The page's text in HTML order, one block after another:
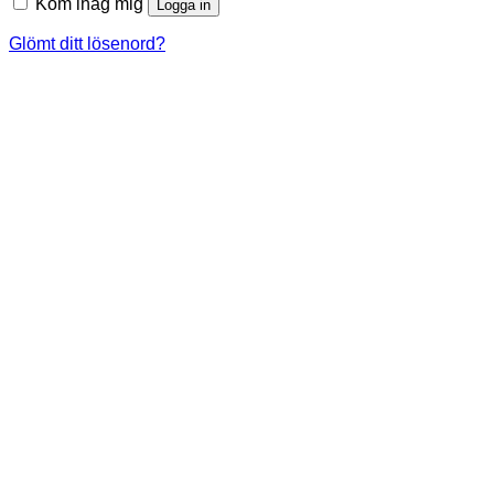
Logga in
Glömt ditt lösenord?